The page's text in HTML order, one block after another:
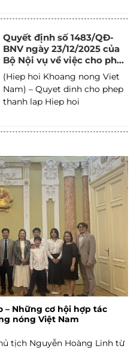
Quyết định số 1483/QĐ-
BNV ngày 23/12/2025 của
Bộ Nội vụ về việc cho phép
thành lập Hiệp hội Khoáng
nóng Việt Nam.
(Hiep hoi Khoang nong Viet
Nam) – Quyet dinh cho phep
thanh lap Hiep hoi
– Những cơ hội hợp tác
nóng Việt Nam
tịch Nguyễn Hoàng Linh từ